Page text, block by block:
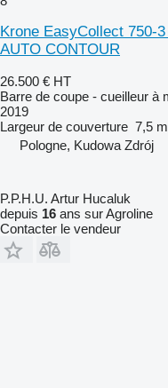
Krone EasyCollect 750-
AUTO CONTOUR
26.500 € HT
Barre de coupe - cueilleur à
2019
Largeur de couverture 7,5 m
Pologne, Kudowa Zdrój
P.P.H.U. Artur Hucaluk
depuis 16 ans sur Agroline
Contacter le vendeur